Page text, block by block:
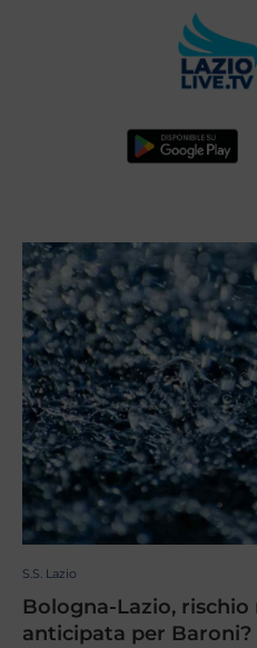
S.S. Lazio
Bologna-Lazio, rischio
anticipata per Baroni?